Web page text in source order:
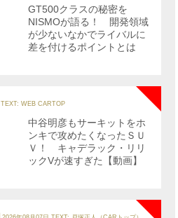
GT500クラスの秘密を
NISMOが語る！ 開発領域
が少ないなかでライバルに
差を付けるポイントとは
TEXT: WEB CARTOP
中谷明彦もサーキットをホ
ンキで攻めたくなったＳＵ
Ｖ！ キャデラック・リリ
ックVが速すぎた【動画】